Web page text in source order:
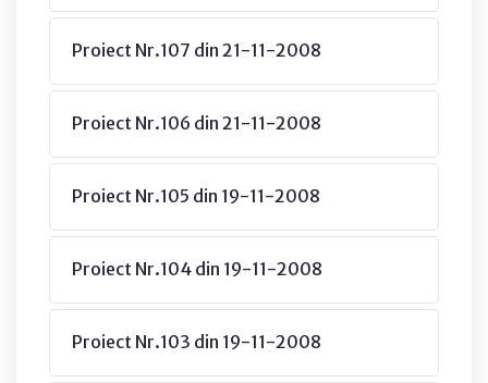
Proiect Nr.107 din 21-11-2008
Proiect Nr.106 din 21-11-2008
Proiect Nr.105 din 19-11-2008
Proiect Nr.104 din 19-11-2008
Proiect Nr.103 din 19-11-2008